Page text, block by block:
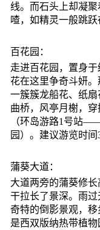
线。而石头上却凝
喳，如精灵一般跳跃
百花园：
走进百花园，置身
花在这里争奇斗妍。
一簇簇龙船花、纸
曲桥，风亭月榭，
（环岛游路1号站
园）。建议游览时间
蒲葵大道：
大道两旁的蒲葵修
干拉长了景深。雨
奇特的倒影景观，
是西双版纳热带植物